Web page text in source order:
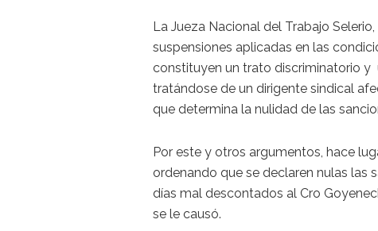
La Jueza Nacional del Trabajo
suspensiones aplicadas en las
constituyen un trato discriminatorio y
tratándose de un dirigente sindical
que determina la nulidad de las
Por este y otros argumentos, hace
ordenando que se declaren nulas las
días mal descontados al Cro
se le causó.